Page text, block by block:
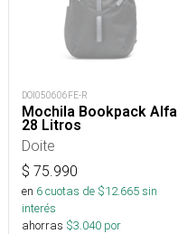
DOI050606FE-R
Mochila Bookpack Alfa
28 Litros
Doite
$ 75.990
en 6cuotas de $12.665sin
interés
ahorras $3.040 por